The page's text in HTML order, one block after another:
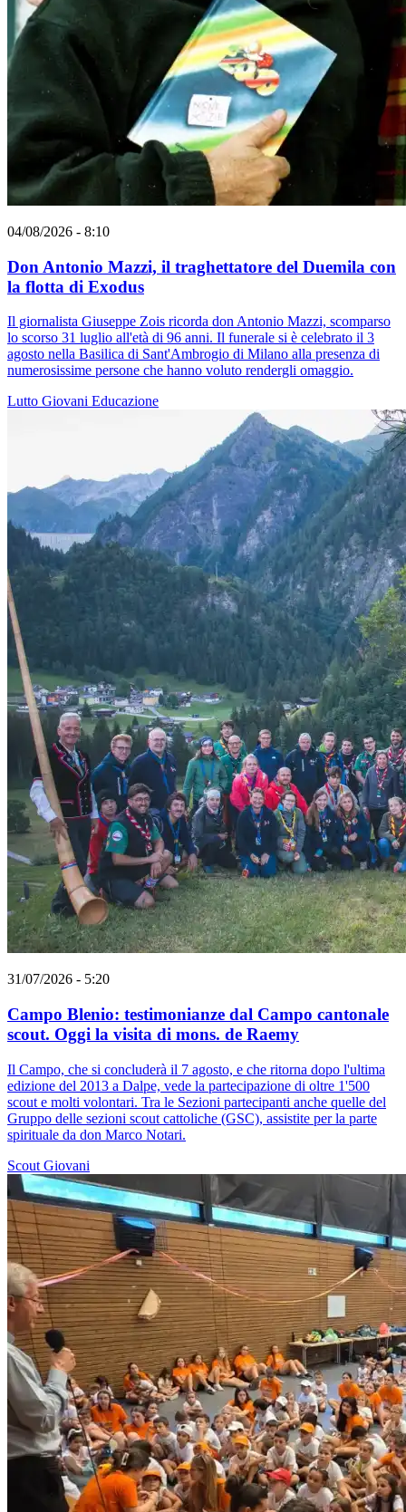
04/08/2026 - 8:10
Don Antonio Mazzi, il traghettatore del Duemila con
la flotta di Exodus
Il giornalista Giuseppe Zois ricorda don Antonio Mazzi, scomparso
lo scorso 31 luglio all'età di 96 anni. Il funerale si è celebrato il 3
agosto nella Basilica di Sant'Ambrogio di Milano alla presenza di
numerosissime persone che hanno voluto rendergli omaggio.
Lutto Giovani Educazione
31/07/2026 - 5:20
Campo Blenio: testimonianze dal Campo cantonale
scout. Oggi la visita di mons. de Raemy
Il Campo, che si concluderà il 7 agosto, e che ritorna dopo l'ultima
edizione del 2013 a Dalpe, vede la partecipazione di oltre 1'500
scout e molti volontari. Tra le Sezioni partecipanti anche quelle del
Gruppo delle sezioni scout cattoliche (GSC), assistite per la parte
spirituale da don Marco Notari.
Scout Giovani